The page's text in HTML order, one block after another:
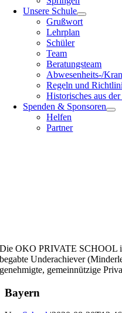
Unsere Schule
Grußwort
Lehrplan
Schüler
Team
Beratungsteam
Abwesenheits-/
Regeln und
Historisches aus
Spenden & Sponsoren
Helfen
Partner
Die OKO PRIVATE SCHOOL
begabte Underachiever
genehmigte, gemeinnützige
Bayern